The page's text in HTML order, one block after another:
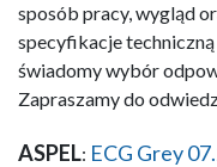
sposób pracy, wygląd
specyfikacje
świadomy wybór
Zapraszamy do
ASPEL: ECG Grey